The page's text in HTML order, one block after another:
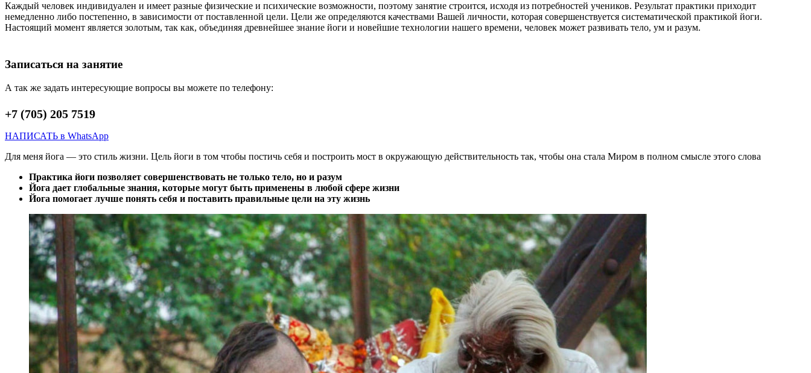
Каждый человек индивидуален и имеет разные физические и психические возможности, поэтому занятие строится, исходя из потребностей учеников. Результат практики приходит
немедленно либо постепенно, в зависимости от поставленной цели. Цели же определяются качествами Вашей личности, которая совершенствуется систематической практикой йоги.
Настоящий момент является золотым, так как, объединяя древнейшее знание йоги и новейшие технологии нашего времени, человек может развивать тело, ум и разум.
Записаться на занятие
А так же задать интересующие вопросы вы можете по телефону:
+7 (705) 205 7519
НАПИСАТЬ в WhatsApp
Для меня йога — это стиль жизни. Цель йоги в том чтобы постичь себя и построить мост в окружающую действительность так, чтобы она стала Миром в полном смысле этого слова
Практика йоги позволяет совершенствовать не только тело, но и разум
Йога дает глобальные знания, которые могут быть применены в любой сфере жизни
Йога помогает лучше понять себя и поставить правильные цели на эту жизнь